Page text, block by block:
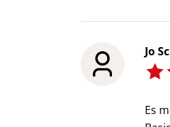
Jo
Es